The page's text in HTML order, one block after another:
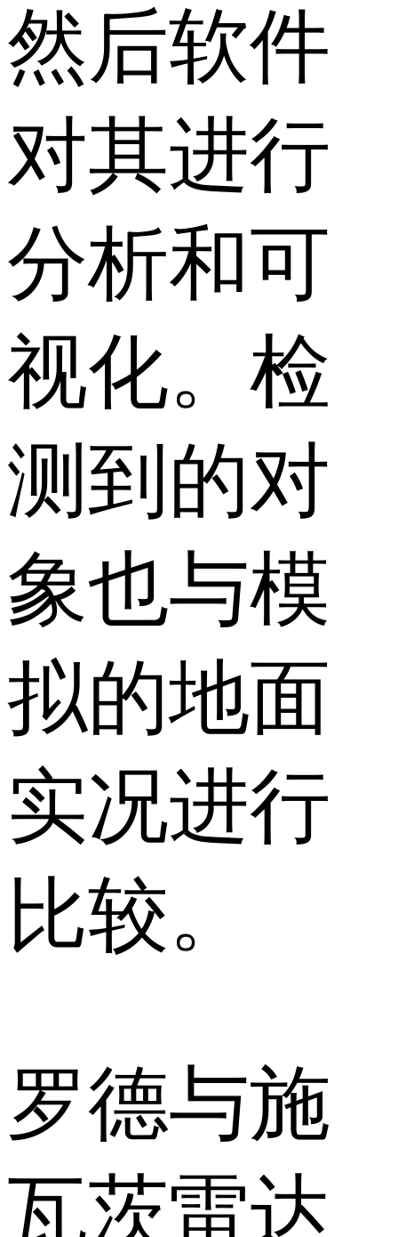
然后软件
对其进行
分析和可
视化。检
测到的对
象也与模
拟的地面
实况进行
比较。
罗德与施
瓦茨雷达